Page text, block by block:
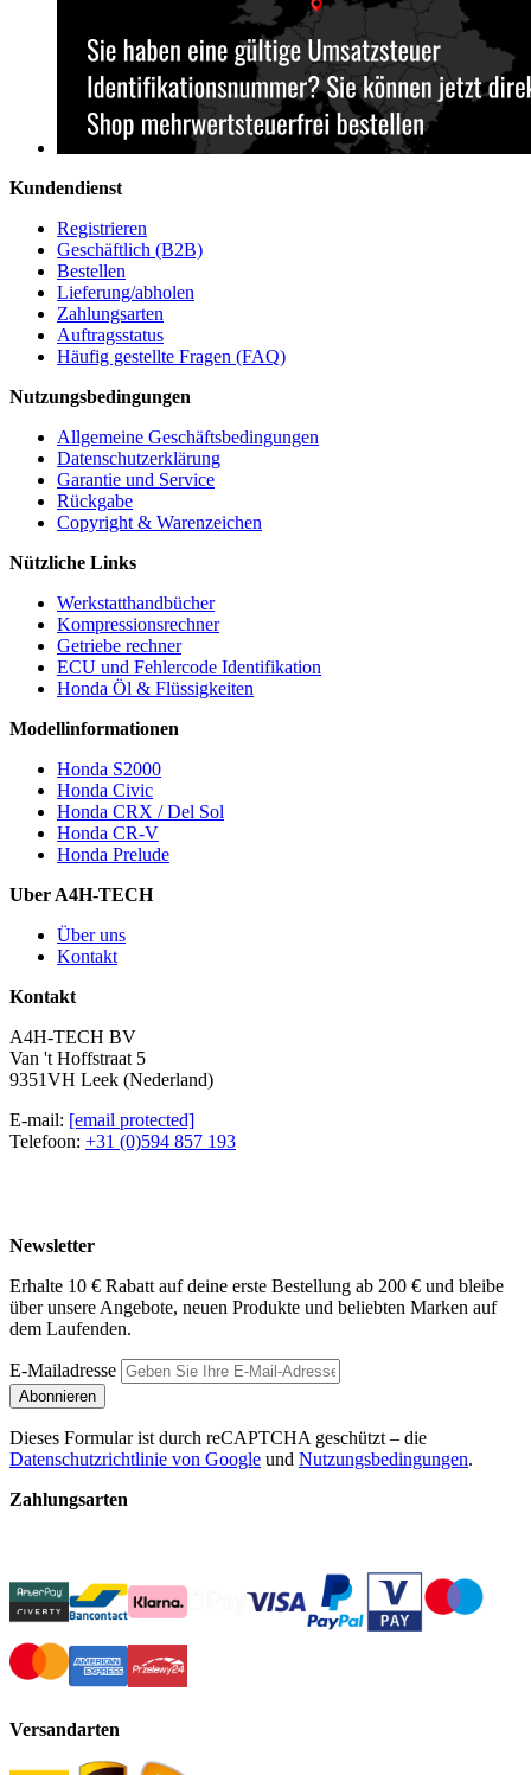
Kundendienst
Registrieren
Geschäftlich (B2B)
Bestellen
Lieferung/abholen
Zahlungsarten
Auftragsstatus
Häufig gestellte Fragen (FAQ)
Nutzungsbedingungen
Allgemeine Geschäftsbedingungen
Datenschutzerklärung
Garantie und Service
Rückgabe
Copyright & Warenzeichen
Nützliche Links
Werkstatthandbücher
Kompressionsrechner
Getriebe rechner
ECU und Fehlercode Identifikation
Honda Öl & Flüssigkeiten
Modellinformationen
Honda S2000
Honda Civic
Honda CRX / Del Sol
Honda CR-V
Honda Prelude
Uber A4H-TECH
Über uns
Kontakt
Kontakt
A4H-TECH BV
Van 't Hoffstraat 5
9351VH Leek (Nederland)
E-mail: [email protected]
Telefoon: +31 (0)594 857 193
Newsletter
Erhalte 10 € Rabatt auf deine erste Bestellung ab 200 € und bleibe
über unsere Angebote, neuen Produkte und beliebten Marken auf
dem Laufenden.
E-Mailadresse
Abonnieren
Dieses Formular ist durch reCAPTCHA geschützt – die
Datenschutzrichtlinie von Google und Nutzungsbedingungen.
Zahlungsarten
Versandarten